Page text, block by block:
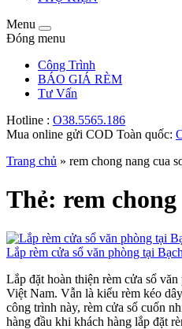
Menu
Toggle
navigation
Đóng menu
Công Trình
BÁO GIÁ RÈM
Tư Vấn
Hotline : O38.5565.186
Mua online gửi COD Toàn quốc:
Trang chủ » rem chong nang cua
Thẻ: rem chong
Lắp rèm cửa sổ văn phòng tại
Lắp đặt hoàn thiện rèm cửa sổ
Việt Nam. Vẫn là kiểu rèm kéo
công trình này, rèm cửa sổ cuốn
hàng đầu khi khách hàng lắp đặt